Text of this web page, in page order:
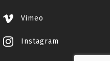
Vimeo
Instagram